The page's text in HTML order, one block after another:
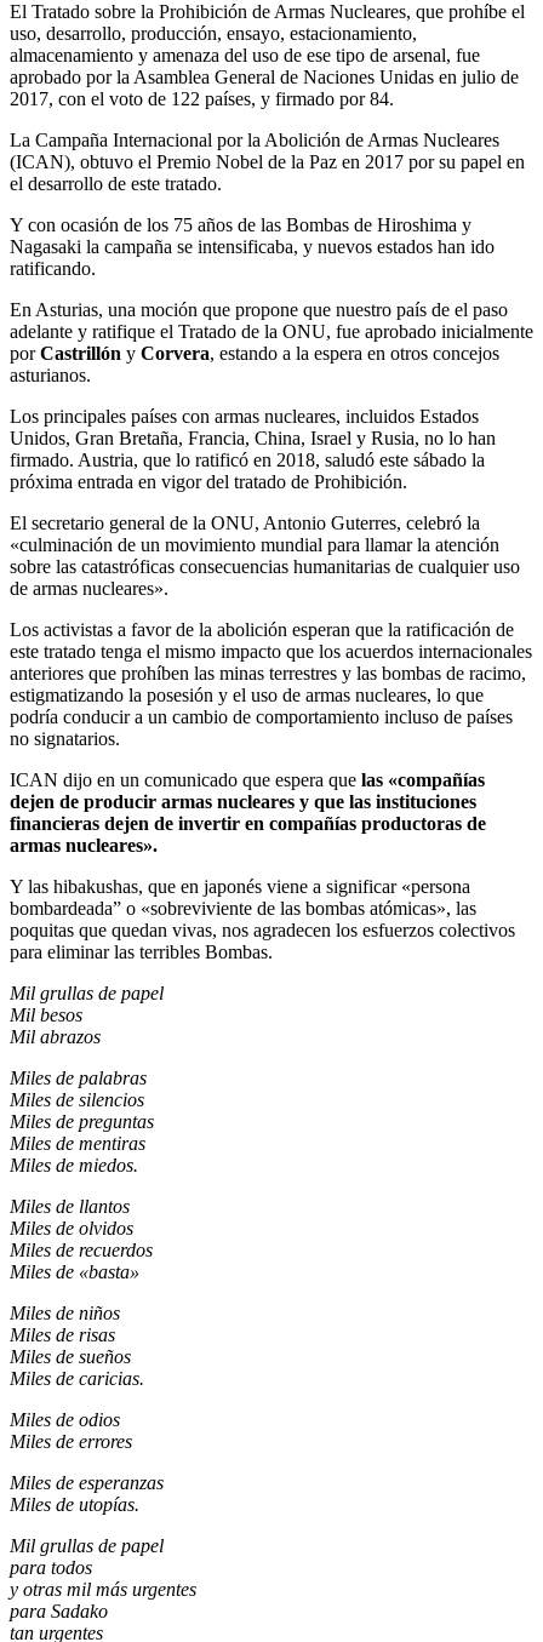
El Tratado sobre la Prohibición de Armas Nucleares, que prohíbe el
uso, desarrollo, producción, ensayo, estacionamiento,
almacenamiento y amenaza del uso de ese tipo de arsenal, fue
aprobado por la Asamblea General de Naciones Unidas en julio de
2017, con el voto de 122 países, y firmado por 84.
La Campaña Internacional por la Abolición de Armas Nucleares
(ICAN), obtuvo el Premio Nobel de la Paz en 2017 por su papel en
el desarrollo de este tratado.
Y con ocasión de los 75 años de las Bombas de Hiroshima y
Nagasaki la campaña se intensificaba, y nuevos estados han ido
ratificando.
En Asturias, una moción que propone que nuestro país de el paso
adelante y ratifique el Tratado de la ONU, fue aprobado inicialmente
porCastrillón y Corvera, estando a la espera en otros concejos
asturianos.
Los principales países con armas nucleares, incluidos Estados
Unidos, Gran Bretaña, Francia, China, Israel y Rusia, no lo han
firmado. Austria, que lo ratificó en 2018, saludó este sábado la
próxima entrada en vigor del tratado de Prohibición.
El secretario general de la ONU, Antonio Guterres, celebró la
«culminación de un movimiento mundial para llamar la atención
sobre las catastróficas consecuencias humanitarias de cualquier uso
de armas nucleares».
Los activistas a favor de la abolición esperan que la ratificación de
este tratado tenga el mismo impacto que los acuerdos internacionales
anteriores que prohíben las minas terrestres y las bombas de racimo,
estigmatizando la posesión y el uso de armas nucleares, lo que
podría conducir a un cambio de comportamiento incluso de países
no signatarios.
ICAN dijo en un comunicado que espera que las «compañías
dejen de producir armas nucleares y que las instituciones
financieras dejen de invertir en compañías productoras de
armas nucleares».
Y las hibakushas, que en japonés viene a significar «persona
bombardeada” o «sobreviviente de las bombas atómicas», las
poquitas que quedan vivas, nos agradecen los esfuerzos colectivos
para eliminar las terribles Bombas.
Mil grullas de papel
Mil besos
Mil abrazos
Miles de palabras
Miles de silencios
Miles de preguntas
Miles de mentiras
Miles de miedos.
Miles de llantos
Miles de olvidos
Miles de recuerdos
Miles de «basta»
Miles de niños
Miles de risas
Miles de sueños
Miles de caricias.
Miles de odios
Miles de errores
Miles de esperanzas
Miles de utopías.
Mil grullas de papel
para todos
y otras mil más urgentes
para Sadako
tan urgentes